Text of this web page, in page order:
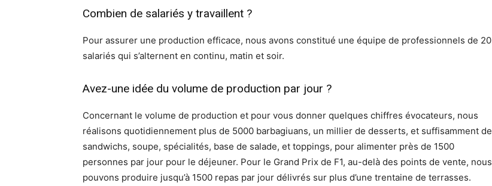
Combien de salariés y travaillent ?
Pour assurer une production efficace, nous avons constitué une équipe de professionnels de 20
salariés qui s’alternent en continu, matin et soir.
Avez-une idée du volume de production par jour ?
Concernant le volume de production et pour vous donner quelques chiffres évocateurs, nous
réalisons quotidiennement plus de 5000 barbagiuans, un millier de desserts, et suffisamment de
sandwichs, soupe, spécialités, base de salade, et toppings, pour alimenter près de 1500
personnes par jour pour le déjeuner. Pour le Grand Prix de F1, au-delà des points de vente, nous
pouvons produire jusqu’à 1500 repas par jour délivrés sur plus d’une trentaine de terrasses.